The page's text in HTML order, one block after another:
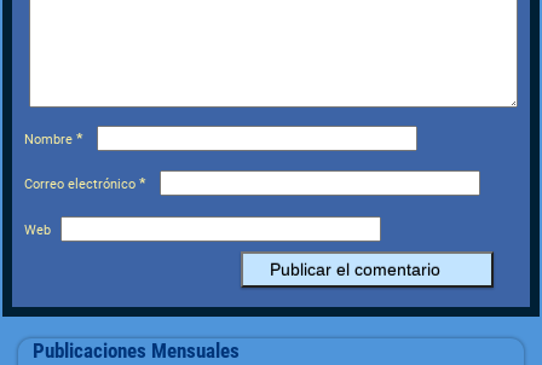
Nombre*
Correo electrónico*
Web
Publicaciones Mensuales